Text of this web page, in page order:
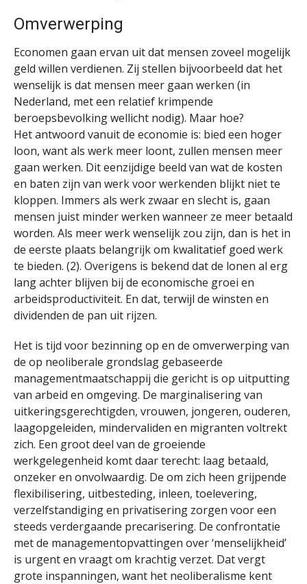
Omverwerping
Economen gaan ervan uit dat mensen zoveel mogelijk
geld willen verdienen. Zij stellen bijvoorbeeld dat het
wenselijk is dat mensen meer gaan werken (in
Nederland, met een relatief krimpende
beroepsbevolking wellicht nodig). Maar hoe?
Het antwoord vanuit de economie is: bied een hoger
loon, want als werk meer loont, zullen mensen meer
gaan werken. Dit eenzijdige beeld van wat de kosten
en baten zijn van werk voor werkenden blijkt niet te
kloppen. Immers als werk zwaar en slecht is, gaan
mensen juist minder werken wanneer ze meer betaald
worden. Als meer werk wenselijk zou zijn, dan is het in
de eerste plaats belangrijk om kwalitatief goed werk
te bieden. (2). Overigens is bekend dat de lonen al erg
lang achter blijven bij de economische groei en
arbeidsproductiviteit. En dat, terwijl de winsten en
dividenden de pan uit rijzen.
Het is tijd voor bezinning op en de omverwerping van
de op neoliberale grondslag gebaseerde
managementmaatschappij die gericht is op uitputting
van arbeid en omgeving. De marginalisering van
uitkeringsgerechtigden, vrouwen, jongeren, ouderen,
laagopgeleiden, mindervaliden en migranten voltrekt
zich. Een groot deel van de groeiende
werkgelegenheid komt daar terecht: laag betaald,
onzeker en onvolwaardig. De om zich heen grijpende
flexibilisering, uitbesteding, inleen, toelevering,
verzelfstandiging en privatisering zorgen voor een
steeds verdergaande precarisering. De confrontatie
met de managementopvattingen over ‘menselijkheid’
is urgent en vraagt om krachtig verzet. Dat vergt
grote inspanningen, want het neoliberalisme kent